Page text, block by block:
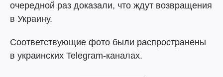
очередной раз доказали, что ждут возвращения
в Украину.
Соответствующие фото были распространены
в украинских Telegram-каналах.